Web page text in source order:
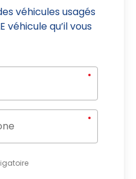
véhicules usagés
véhicule qu’il vous